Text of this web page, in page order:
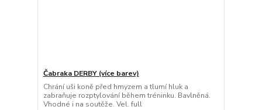
Čabraka DERBY (více barev)
Chrání uši koně před hmyzem a tlumí hluk a
zabraňuje rozptylování během tréninku. Bavlněná.
Vhodné i na soutěže. Vel. full